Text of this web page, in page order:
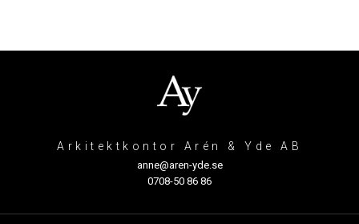
Arkitektkontor Arén & Yde AB
anne@aren-yde.se
0708-50 86 86